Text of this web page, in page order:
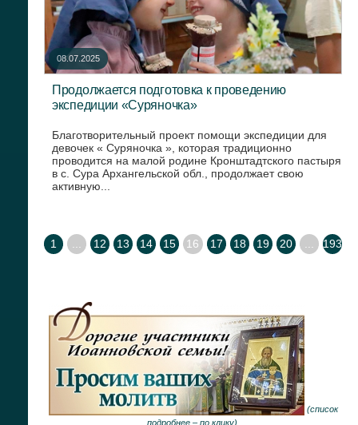
08.07.2025
Продолжается подготовка к проведению
экспедиции «Суряночка»
Благотворительный проект помощи экспедиции для
девочек « Суряночка », которая традиционно
проводится на малой родине Кронштадтского пастыря
в с. Сура Архангельской обл., продолжает свою
активную...
1 12 13 14 15 16 17 18 19 20 193
(список
подробнее – по клику)